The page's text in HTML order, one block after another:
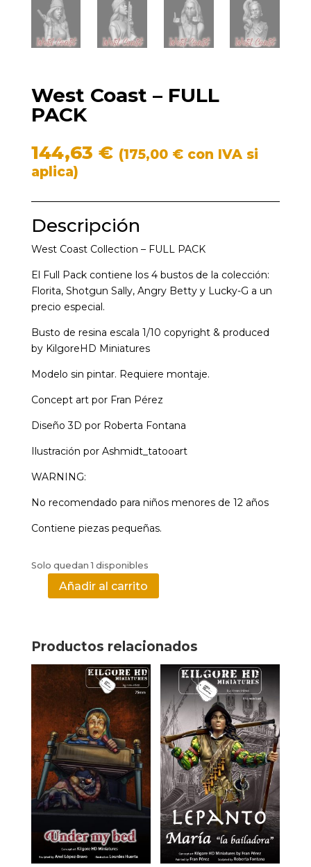
West Coast – FULL
PACK
144,63 € (175,00 €con IVA si
aplica)
Descripción
West Coast Collection – FULL PACK
El Full Pack contiene los 4 bustos de la colección:
Florita, Shotgun Sally, Angry Betty y Lucky-G a un
precio especial.
Busto de resina escala 1/10 copyright & produced
by KilgoreHD Miniatures
Modelo sin pintar. Requiere montaje.
Concept art por Fran Pérez
Diseño 3D por Roberta Fontana
Ilustración por Ashmidt_tatooart
WARNING:
No recomendado para niños menores de 12 años
Contiene piezas pequeñas.
Solo quedan 1 disponibles
FULL
cantidad
Añadir al carrito
Productos relacionados